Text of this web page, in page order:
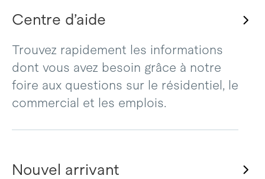
Centre d’aide
Trouvez rapidement les informations
dont vous avez besoin grâce à notre
foire aux questions sur le résidentiel, le
commercial et les emplois.
Nouvel arrivant